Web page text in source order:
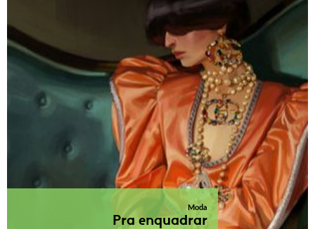
Moda
Pra enquadrar